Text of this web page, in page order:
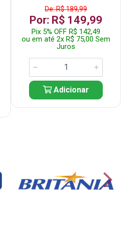
De: R$ 189,99
Por: R$ 149,99
Pix 5% OFF R$ 142,49
ou em até 2x R$ 75,00 Sem
Juros
Adicionar